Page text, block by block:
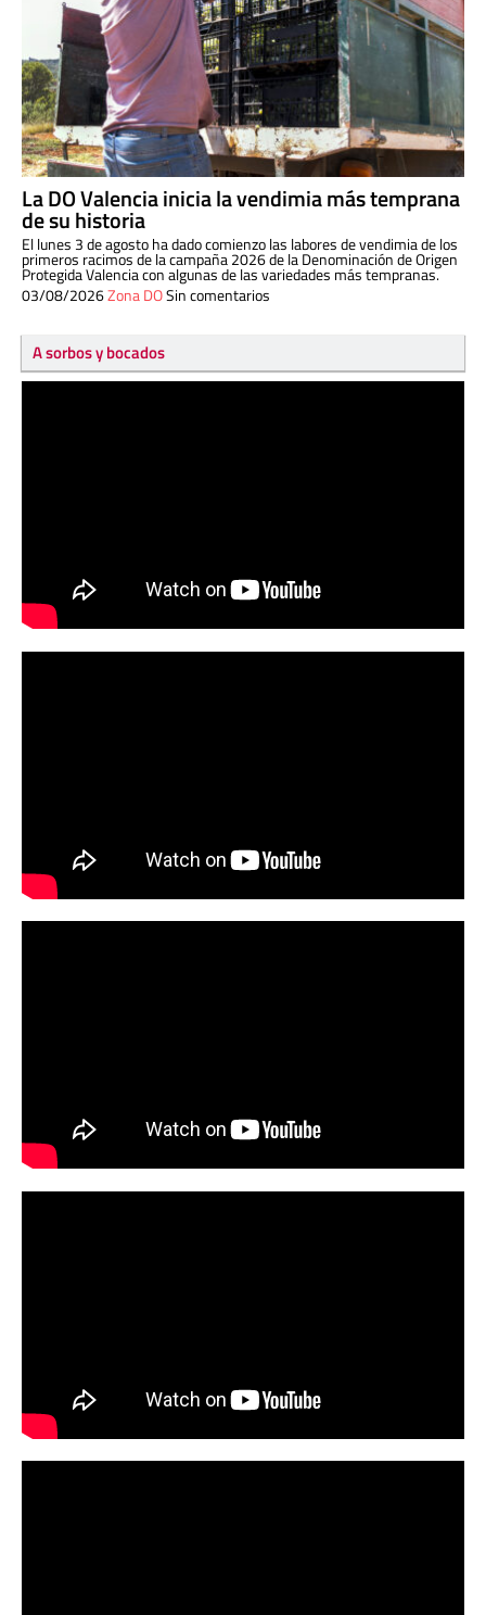
La DO Valencia inicia la vendimia más temprana
de su historia
El lunes 3 de agosto ha dado comienzo las labores de vendimia de los
primeros racimos de la campaña 2026 de la Denominación de Origen
Protegida Valencia con algunas de las variedades más tempranas.
03/08/2026Zona DOSin comentarios
A sorbos y bocados